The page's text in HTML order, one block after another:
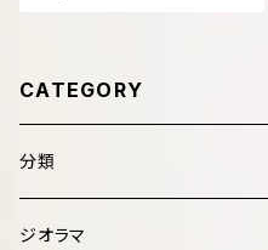
CATEGORY
分類
哺乳類 Mammalia
ジオラマ